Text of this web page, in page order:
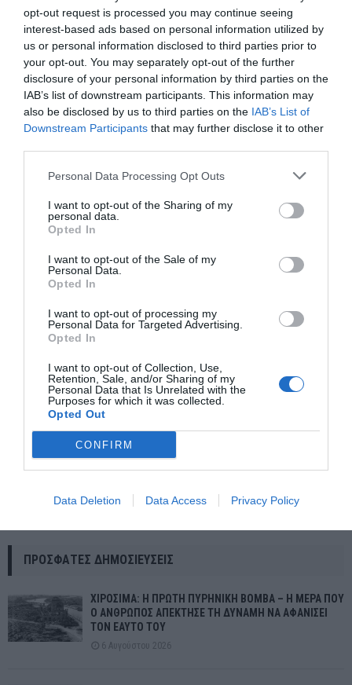
opt-out request is processed you may continue seeing
interest-based ads based on personal information utilized by
us or personal information disclosed to third parties prior to
your opt-out. You may separately opt-out of the further
disclosure of your personal information by third parties on the
IAB’s list of downstream participants. This information may
also be disclosed by us to third parties on the IAB’s List of
Downstream Participants that may further disclose it to other
Personal Data Processing Opt Outs
I want to opt-out of the Sharing of my
personal data.
Opted In
I want to opt-out of the Sale of my
Personal Data.
Opted In
I want to opt-out of processing my
Personal Data for Targeted Advertising.
Opted In
I want to opt-out of Collection, Use,
Retention, Sale, and/or Sharing of my
Personal Data that Is Unrelated with the
Purposes for which it was collected.
Opted Out
CONFIRM
Data Deletion Data Access Privacy Policy
ΤΟ 45ο ΤΕΥΧΟΣ ΤΟΥ ΠΕΡΙΟΔΙΚΟΥ ΤΟΥ ΛΕΡ ” Τ’ ΑΝΑΒΛΕΜΜΑ”
ΚΥΚΛΟΦΟΡΗΣΕ!
Δήμο Ραφήνας – Πικερμίου
ΠΡΌΣΦΑΤΕΣ ΔΗΜΟΣΙΕΎΣΕΙΣ
ΧΙΡΟΣΙΜΑ: Η ΠΡΩΤΗ ΠΥΡΗΝΙΚΗ ΒΟΜΒΑ – Η ΜΕΡΑ ΠΟΥ
Ο ΑΝΘΡΩΠΟΣ ΑΠΕΚΤΗΣΕ ΤΗ ΔΥΝΑΜΗ ΝΑ ΑΦΑΝΙΣΕΙ
ΤΟΝ ΕΑΥΤΟ ΤΟΥ
6 Αυγούστου 2026